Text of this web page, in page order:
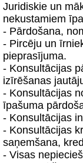
Juridiskie un
nekustamiem
- Pārdošana,
- Pircēju un
pieprasījuma.
- Konsultācijas
izīrēšanas
- Konsultācijas
īpašuma
- Konsultācijas
- Konsultācijas
saņemšana,
- Visas